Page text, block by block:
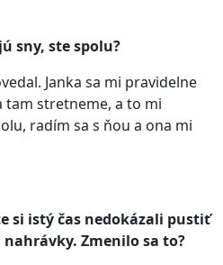
sny, ste spolu?
Janka sa mi pravidelne
tam stretneme, a to mi
radím sa s ňou a ona mi
si istý čas nedokázali pustiť
Zmenilo sa to?